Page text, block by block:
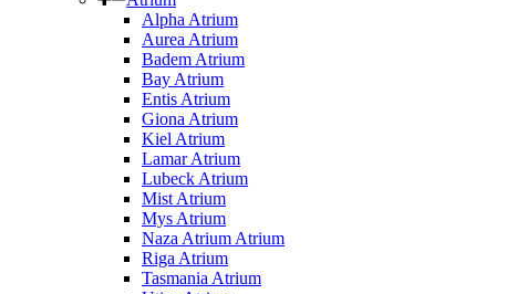
Alpha Atrium
Aurea Atrium
Badem Atrium
Bay Atrium
Entis Atrium
Giona Atrium
Kiel Atrium
Lamar Atrium
Lubeck Atrium
Mist Atrium
Mys Atrium
Naza Atrium Atrium
Riga Atrium
Tasmania Atrium